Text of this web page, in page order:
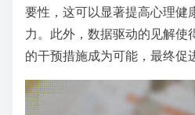
要性，这可以显著提高心理健
力。此外，数据驱动的见解使
的干预措施成为可能，最终促